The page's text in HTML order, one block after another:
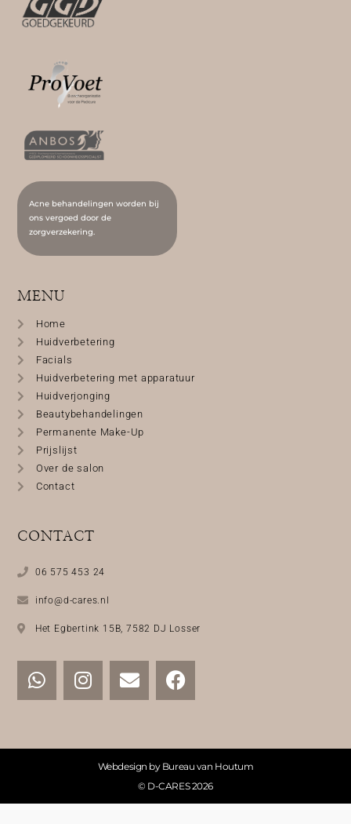
Acne behandelingen worden bij
ons vergoed door de
zorgverzekering.
MENU
Home
Huidverbetering
Facials
Huidverbetering met apparatuur
Huidverjonging
Beautybehandelingen
Permanente Make-Up
Prijslijst
Over de salon
Contact
CONTACT
06 575 453 24
info@d-cares.nl
Het Egbertink 15B, 7582 DJ Losser
Webdesign by Bureau van Houtum
© D-CARES 2026